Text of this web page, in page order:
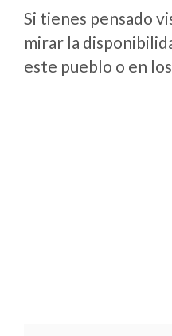
Si tienes pensado
mirar la
este pueblo o en